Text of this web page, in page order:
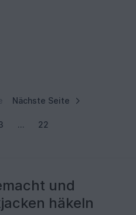
Nächste Seite
… 22
und
häkeln